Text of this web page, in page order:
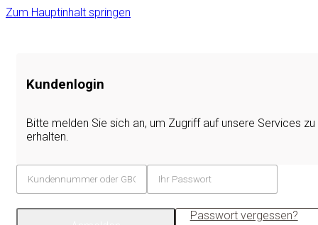
Zum Hauptinhalt springen
Kundenlogin
Bitte melden Sie sich an, um Zugriff auf unsere Services zu
erhalten.
Passwort vergessen?